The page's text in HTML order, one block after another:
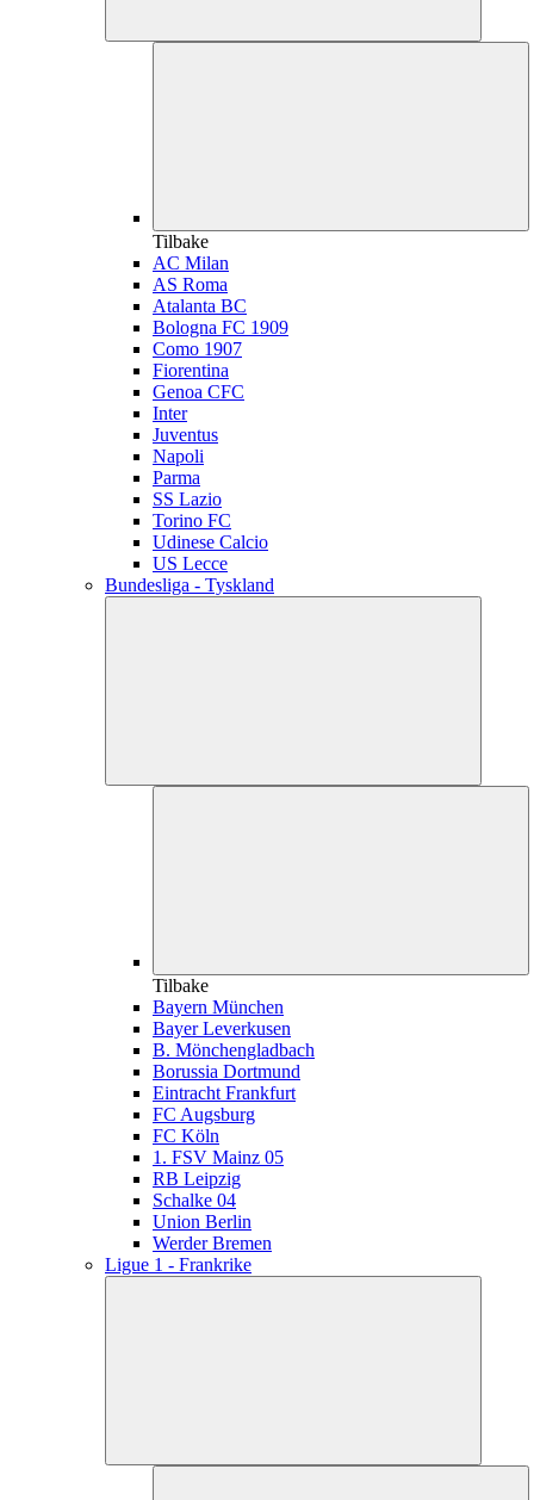
Tilbake
AC Milan
AS Roma
Atalanta BC
Bologna FC 1909
Como 1907
Fiorentina
Genoa CFC
Inter
Juventus
Napoli
Parma
SS Lazio
Torino FC
Udinese Calcio
US Lecce
Bundesliga - Tyskland
Tilbake
Bayern München
Bayer Leverkusen
B. Mönchengladbach
Borussia Dortmund
Eintracht Frankfurt
FC Augsburg
FC Köln
1. FSV Mainz 05
RB Leipzig
Schalke 04
Union Berlin
Werder Bremen
Ligue 1 - Frankrike